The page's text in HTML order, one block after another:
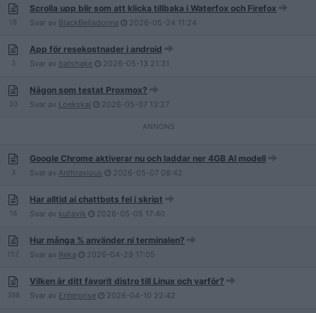
18
Scrolla upp blir som att klicka tillbaka i Waterfox och Firefox
Svar av BlackBelladonna 2026-05-24 11:24
3
App för resekostnader i android
Svar av batshake 2026-05-13 21:31
33
Någon som testat Proxmox?
Svar av Loekskal 2026-05-07 13:27
3
Google Chrome aktiverar nu och laddar ner 4GB AI modell
Svar av Anthraxious 2026-05-07 08:42
16
Har alltid ai chattbots fel i skript
Svar av kullavik 2026-05-05 17:40
152
Hur många % använder ni terminalen?
Svar av Reka 2026-04-29 17:05
398
Vilken är ditt favorit distro till Linux och varför?
Svar av Enterprise 2026-04-10 22:42